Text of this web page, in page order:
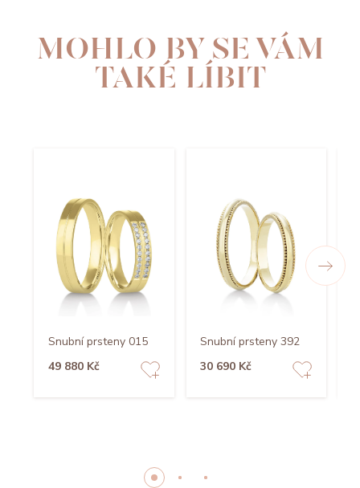
MOHLO BY SE VÁM
TAKÉ LÍBIT
Snubní prsteny 015
49 880 Kč
Snubní prsteny 392
30 690 Kč